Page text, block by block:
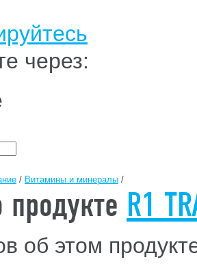
через:
/ Витамины и минералы /
R1
об этом